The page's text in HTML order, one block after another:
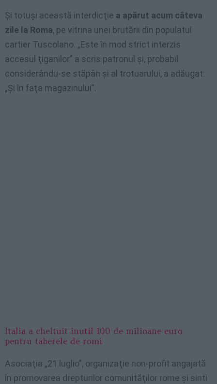
Şi totuşi această interdicţie a apărut acum câteva
zile la Roma, pe vitrina unei brutării din populatul
cartier Tuscolano. „Este în mod strict interzis
accesul ţiganilor” a scris patronul şi, probabil
considerându-se stăpân şi al trotuarului, a adăugat:
„Şi în faţa magazinului”.
Italia a cheltuit inutil 100 de milioane euro
pentru taberele de romi
Asociaţia „21 luglio”, organizaţie non-profit angajată
în promovarea drepturilor comunităţilor rome şi sinti